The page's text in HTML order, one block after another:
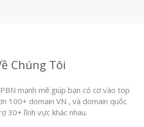
Chúng Tôi
mạnh mẽ giúp bạn có cơ vào top
100+ domain VN , và domain quốc
30+ lĩnh vực khác nhau.